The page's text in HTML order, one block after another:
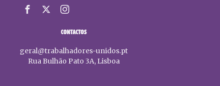
CONTACTOS
geral@trabalhadores-unidos.pt
Rua Bulhão Pato 3A, Lisboa